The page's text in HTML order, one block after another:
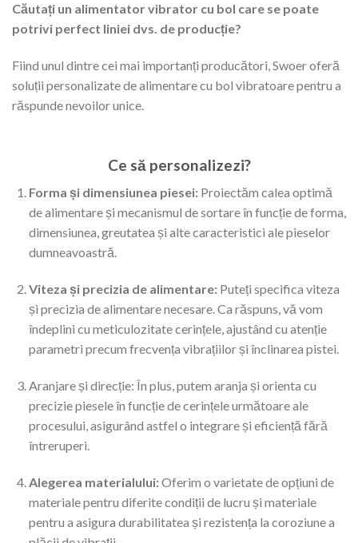
Căutați un alimentator vibrator cu bol care se poate
potrivi perfect liniei dvs. de producție?
Fiind unul dintre cei mai importanți producători, Swoer oferă
soluții personalizate de alimentare cu bol vibratoare pentru a
răspunde nevoilor unice.
Ce să personalizezi?
Forma și dimensiunea piesei: Proiectăm calea optimă
de alimentare și mecanismul de sortare în funcție de forma,
dimensiunea, greutatea și alte caracteristici ale pieselor
dumneavoastră.
Viteza și precizia de alimentare:Puteți specifica viteza
și precizia de alimentare necesare. Ca răspuns, vă vom
îndeplini cu meticulozitate cerințele, ajustând cu atenție
parametri precum frecvența vibrațiilor și înclinarea pistei.
Aranjare și direcție: În plus, putem aranja și orienta cu
precizie piesele în funcție de cerințele următoare ale
procesului, asigurând astfel o integrare și eficiență fără
întreruperi.
Alegerea materialului:Oferim o varietate de opțiuni de
materiale pentru diferite condiții de lucru și materiale
pentru a asigura durabilitatea și rezistența la coroziune a